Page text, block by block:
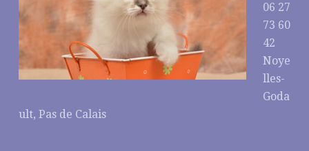
06 27
73 60
42
Noye
lles-
Goda
ult, Pas de Calais